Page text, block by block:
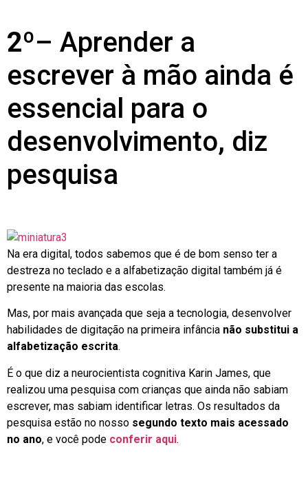
2º– Aprender a
escrever à mão ainda é
essencial para o
desenvolvimento, diz
pesquisa
Na era digital, todos sabemos que é de bom senso ter a
destreza no teclado e a alfabetização digital também já é
presente na maioria das escolas.
Mas, por mais avançada que seja a tecnologia, desenvolver
habilidades de digitação na primeira infância não substitui a
alfabetização escrita.
É o que diz a neurocientista cognitiva Karin James, que
realizou uma pesquisa com crianças que ainda não sabiam
escrever, mas sabiam identificar letras. Os resultados da
pesquisa estão no nosso segundo texto mais acessado
no ano, e você pode conferir aqui.